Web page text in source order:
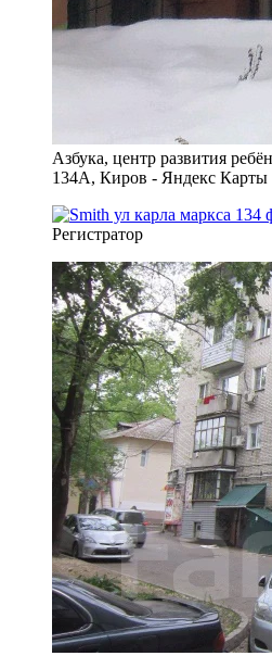
Азбука, центр развития
134А, Киров - Яндекс Карты
Регистратор